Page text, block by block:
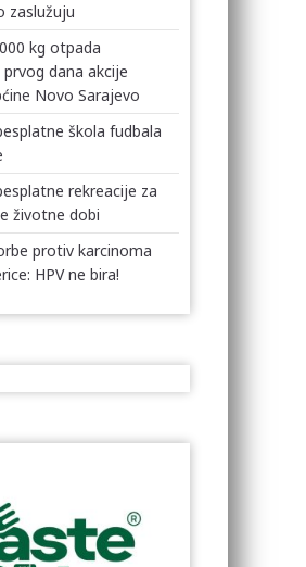
zaslužuju
kg otpada
dana akcije
Novo Sarajevo
škola fudbala
rekreacije za
životne dobi
protiv karcinoma
HPV ne bira!